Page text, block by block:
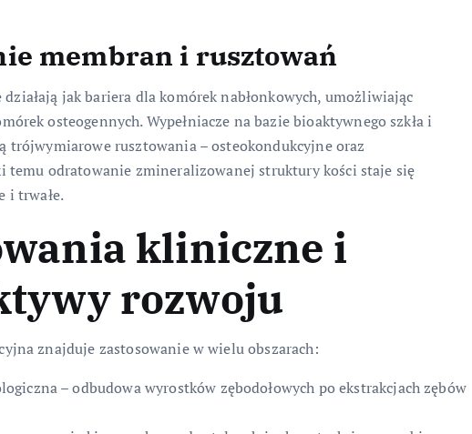
membran i rusztowań
jak bariera dla komórek nabłonkowych, umożliwiając
osteogennych. Wypełniacze na bazie bioaktywnego szkła i
trójwymiarowe rusztowania – osteokondukcyjne oraz
temu odratowanie zmineralizowanej struktury kości staje się
i trwałe.
kliniczne i
rozwoju
znajduje zastosowanie w wielu obszarach:
– odbudowa wyrostków zębodołowych po ekstrakcjach zębów